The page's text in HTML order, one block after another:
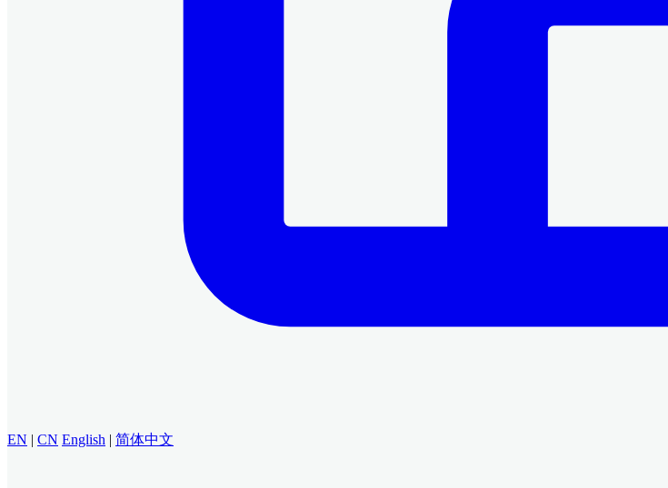
EN | CN English | 简体中文